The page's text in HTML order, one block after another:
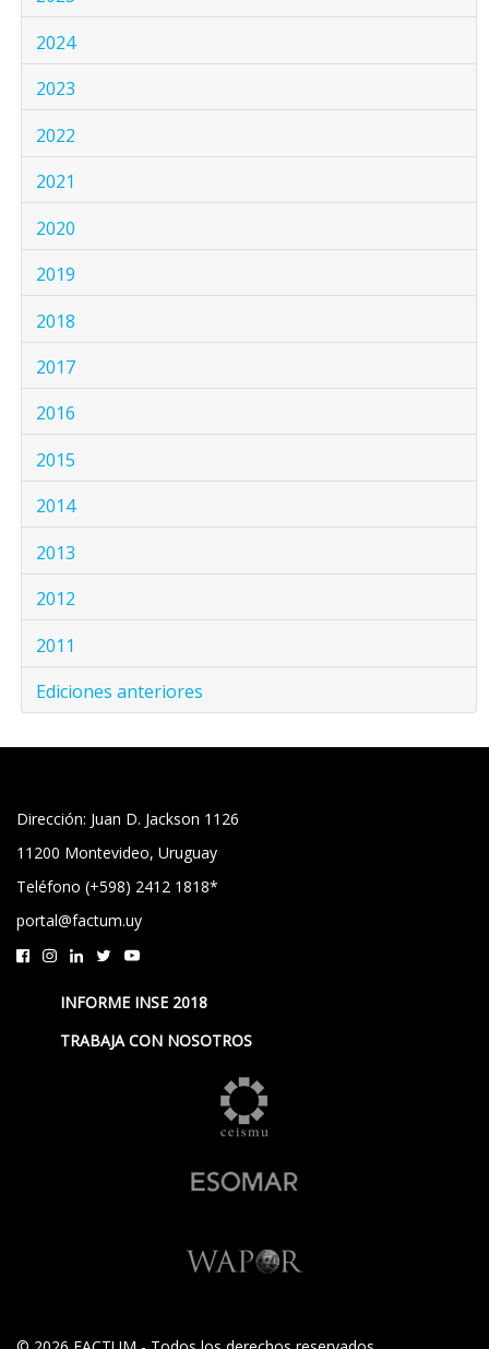
2024
2023
2022
2021
2020
2019
2018
2017
2016
2015
2014
2013
2012
2011
Ediciones anteriores
Dirección: Juan D. Jackson 1126
11200 Montevideo, Uruguay
Teléfono (+598) 2412 1818*
portal@factum.uy
INFORME INSE 2018
TRABAJA CON NOSOTROS